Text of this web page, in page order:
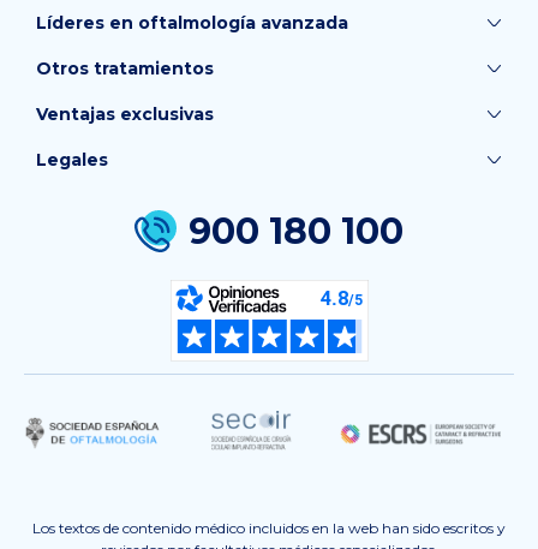
Líderes en oftalmología avanzada
Otros tratamientos
Ventajas exclusivas
900 180 100
Legales
Los textos de contenido médico incluidos en la web han sido escritos y